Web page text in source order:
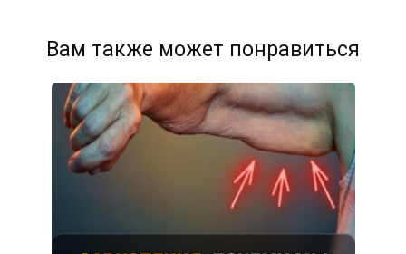
Вам также может понравиться